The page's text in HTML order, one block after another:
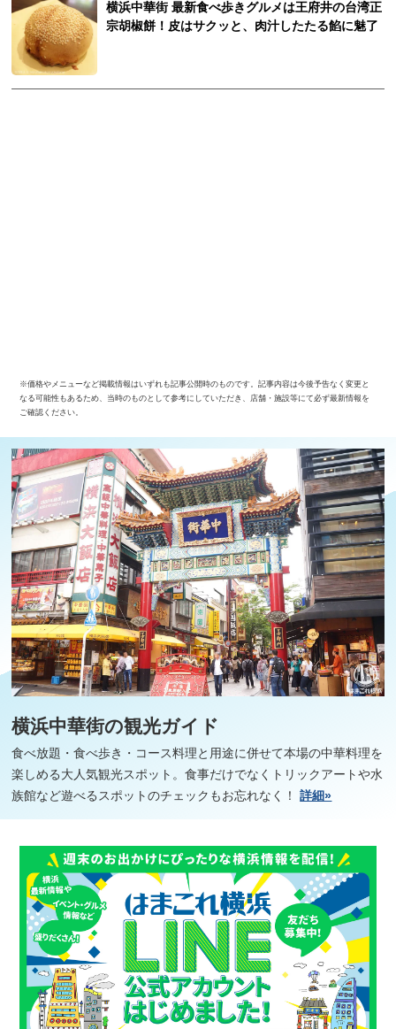
横浜中華街 最新食べ歩きグルメは王府井の台湾正
宗胡椒餅！皮はサクッと、肉汁したたる餡に魅了
※価格やメニューなど掲載情報はいずれも記事公開時のものです。記事内容は今後予告なく変更と
なる可能性もあるため、当時のものとして参考にしていただき、店舗・施設等にて必ず最新情報を
ご確認ください。
横浜中華街の観光ガイド
食べ放題・食べ歩き・コース料理と用途に併せて本場の中華料理を
楽しめる大人気観光スポット。食事だけでなくトリックアートや水
族館など遊べるスポットのチェックもお忘れなく！詳細»